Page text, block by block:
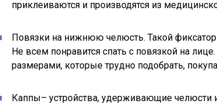
приклеиваются и производятся из
Повязки на нижнюю челюсть. Такой
Не всем понравится спать с повязкой на
размерами, которые трудно подобрать,
Каппы– устройства, удерживающие